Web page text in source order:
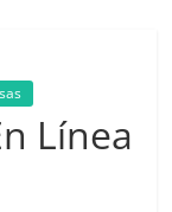
Línea